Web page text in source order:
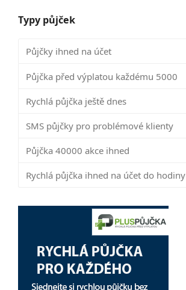
Typy půjček
Půjčky ihned na účet
Půjčka před výplatou každému 5000
Rychlá půjčka ještě dnes
SMS půjčky pro problémové klienty
Půjčka 40000 akce ihned
Rychlá půjčka ihned na účet do hodiny